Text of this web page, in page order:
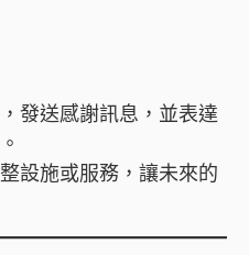
發送感謝訊息，並表達
設施或服務，讓未來的